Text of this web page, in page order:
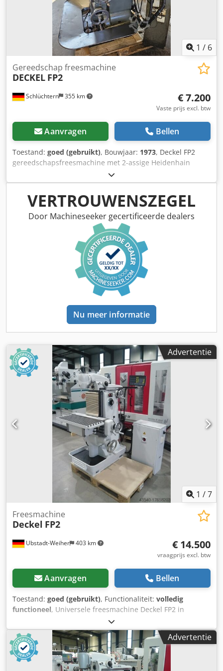
1 / 6
Schlüchtern 355 km
Gereedschap freesmachine
DECKEL FP2
€ 7.200
Vaste prijs excl. btw
Aanvragen Bellen
Toestand: goed (gebruikt), Bouwjaar: 1973, Deckel FP2
gereedschapsfreesmachine met 2-assige Heidenhain
digitale uitlezing, starre tafel, SK 40 spindelhouder. Lange
verschuifbare freeskop, accessoires: diverse spantangen
en freeshouders, tellerhouder. Goede werkconditie, kan op
afspraak onder stroom gedemonstreerd worden. Dsdpfx
Asumclaemhjkr
VERTROUWENSZEGEL
Door Machineseeker gecertificeerde dealers
Nu meer informatie
Advertentie
1 /7
Ubstadt-Weiher 403 km
Freesmachine
Deckel FP2
€ 14.500
vraagprijs excl. btw
Aanvragen Bellen
Toestand: goed (gebruikt), Functionaliteit: volledig
functioneel, Universele freesmachine Deckel FP2 in
speciale lak lichtgrijs met 3-assig digitaal display K+C
NIEUW Technische gegevens: Dkedpsu I Rm Njfx Amhsr >>
Machinenr. 5983 Bouwjaar ca. 1975 >> Starre hoektafel
(nieuw bewerkt) >> Snelheid: 40 - 2000 tpm >> Aanvoer en
ijlgang in 3 assen >> Aandrijfvermogen .:2,2 KW >>
Advertentie